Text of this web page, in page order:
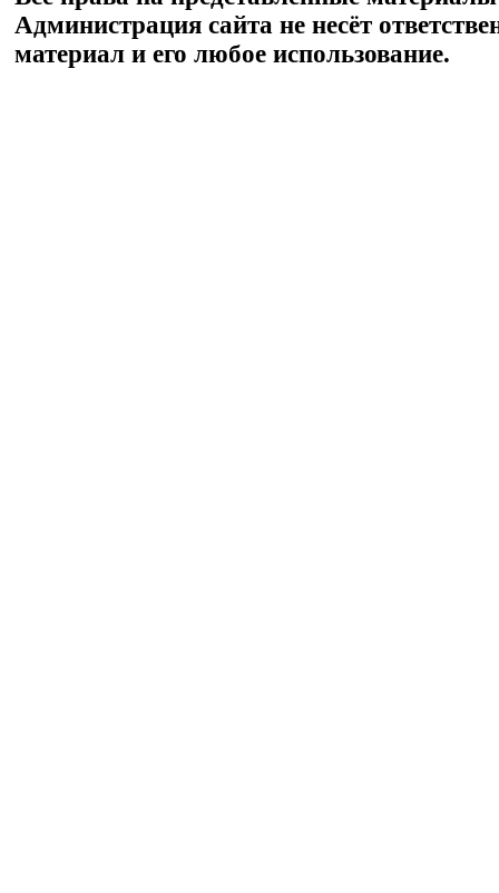
Администрация сайта не несёт
материал и его любое использование.